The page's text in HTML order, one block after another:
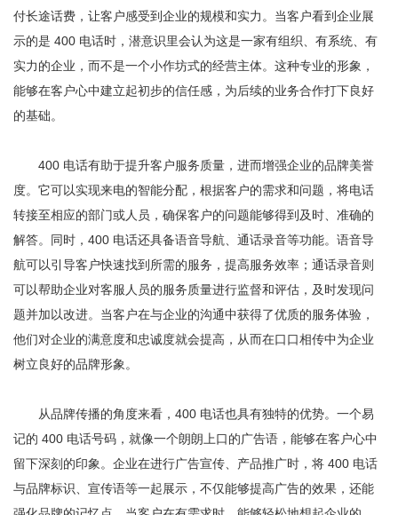
付长途话费，让客户感受到企业的规模和实力。当客户看到企业展
示的是 400 电话时，潜意识里会认为这是一家有组织、有系统、有
实力的企业，而不是一个小作坊式的经营主体。这种专业的形象，
能够在客户心中建立起初步的信任感，为后续的业务合作打下良好
的基础。
400 电话有助于提升客户服务质量，进而增强企业的品牌美誉
度。它可以实现来电的智能分配，根据客户的需求和问题，将电话
转接至相应的部门或人员，确保客户的问题能够得到及时、准确的
解答。同时，400 电话还具备语音导航、通话录音等功能。语音导
航可以引导客户快速找到所需的服务，提高服务效率；通话录音则
可以帮助企业对客服人员的服务质量进行监督和评估，及时发现问
题并加以改进。当客户在与企业的沟通中获得了优质的服务体验，
他们对企业的满意度和忠诚度就会提高，从而在口口相传中为企业
树立良好的品牌形象。
从品牌传播的角度来看，400 电话也具有独特的优势。一个易
记的 400 电话号码，就像一个朗朗上口的广告语，能够在客户心中
留下深刻的印象。企业在进行广告宣传、产品推广时，将 400 电话
与品牌标识、宣传语等一起展示，不仅能够提高广告的效果，还能